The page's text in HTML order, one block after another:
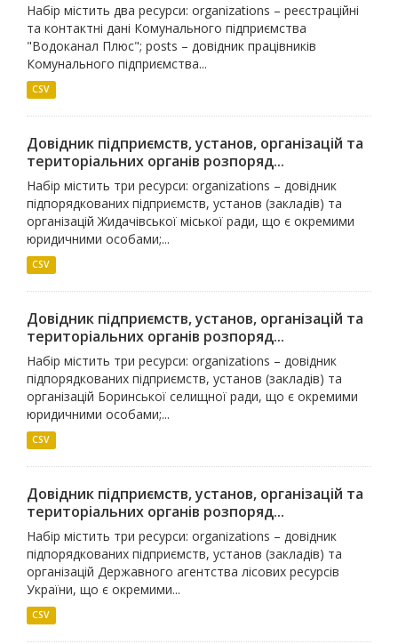
Набір містить два ресурси: organizations – реєстраційні
та контактні дані Комунального підприємства
"Водоканал Плюс"; posts – довідник працівників
Комунального підприємства...
CSV
Довідник підприємств, установ, організацій та
територіальних органів розпоряд...
Набір містить три ресурси: organizations – довідник
підпорядкованих підприємств, установ (закладів) та
організацій Жидачівської міської ради, що є окремими
юридичними особами;...
CSV
Довідник підприємств, установ, організацій та
територіальних органів розпоряд...
Набір містить три ресурси: organizations – довідник
підпорядкованих підприємств, установ (закладів) та
організацій Боринської селищної ради, що є окремими
юридичними особами;...
CSV
Довідник підприємств, установ, організацій та
територіальних органів розпоряд...
Набір містить три ресурси: organizations – довідник
підпорядкованих підприємств, установ (закладів) та
організацій Державного агентства лісових ресурсів
України, що є окремими...
CSV